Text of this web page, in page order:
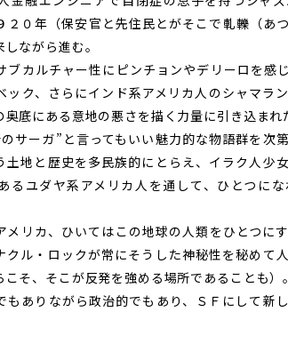
２０年（保安官と先住民とがそこで軋轢（あ
ながら進む。
カルチャー性にピンチョンやデリーロを感
ック、さらにインド系アメリカ人のシャマラ
底にある意地の悪さを描く力量に引き込まれ
サーガ”と言ってもいい魅力的な物語群を次
土地と歴史を多民族的にとらえ、イラク人少
るユダヤ系アメリカ人を通して、ひとつに
リカ、ひいてはこの地球の人類をひとつに
クル・ロックが常にそうした神秘性を秘めて
そ、そこが反発を強める場所であることも）。
ありながら政治的でもあり、ＳＦにして新